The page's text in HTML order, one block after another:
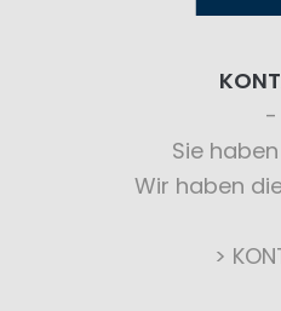
Sie
Wir haben
>